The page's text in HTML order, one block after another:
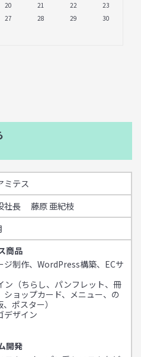
20 21 22
23
27 28 29
30
ミテス
社長 藤原 亜紀枝
商品
ジ制作、WordPress構築、ECサ
ン（ちらし、パンフレット、冊
ショップカード、メニュー、の
ポスター）
デザイン
開発